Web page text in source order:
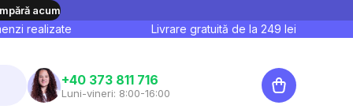
acum
realizate Livrare gratuită de la 249 lei
+40 373 811 716
Luni-vineri: 8:00-16:00
Coş
de